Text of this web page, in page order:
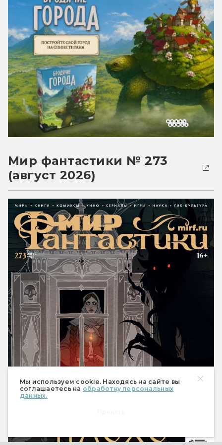
Мы используем cookie. Находясь на сайте вы
соглашаетесь на обработку персональных
данных.
Мир фантастики № 273
(август 2026)